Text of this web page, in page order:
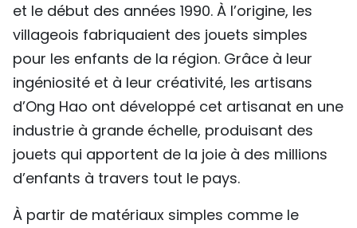
et le début des années 1990. À l’origine, les
villageois fabriquaient des jouets simples
pour les enfants de la région. Grâce à leur
ingéniosité et à leur créativité, les artisans
d’Ong Hao ont développé cet artisanat en une
industrie à grande échelle, produisant des
jouets qui apportent de la joie à des millions
d’enfants à travers tout le pays.
À partir de matériaux simples comme le